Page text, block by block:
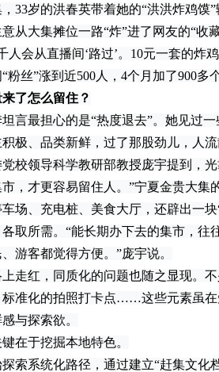
33岁的洪春英带着她的“洪洪炸鸡馍
从大集摊位一路“炸”进了网友的“收
人会从直播间‘路过’。10元一套的炸
粉丝”涨到近500人，4个月加了900多
了怎么留住？
最担心的是“热度退去”。她见过一
极、品类新鲜，过了那股劲儿，人
领导科学教研部教授庞宇提到，光
，才更容易留住人。”宁夏金贵大集
场、充电桩、美食大厅，还辟出一
取所需。“能长期办下去的集市，往
游客都觉得方便。”庞宇说。
红，同质化的问题也随之显现。不
标准化的拍照打卡点……这些元素虽
与探索欲。
于挖掘本地特色。
系统化路径，通过建立“赶集文化